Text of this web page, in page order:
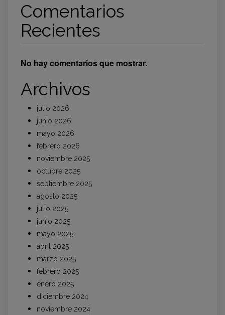
Comentarios
Recientes
No hay comentarios que mostrar.
Archivos
julio 2026
junio 2026
mayo 2026
febrero 2026
noviembre 2025
octubre 2025
septiembre 2025
agosto 2025
julio 2025
junio 2025
mayo 2025
abril 2025
marzo 2025
febrero 2025
enero 2025
diciembre 2024
noviembre 2024